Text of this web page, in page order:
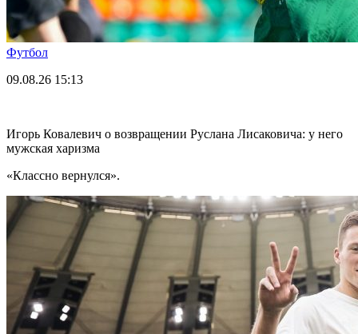
Футбол
09.08.26 15:13
Игорь Ковалевич о возвращении Руслана Лисаковича: у него
мужская харизма
«Классно вернулся».